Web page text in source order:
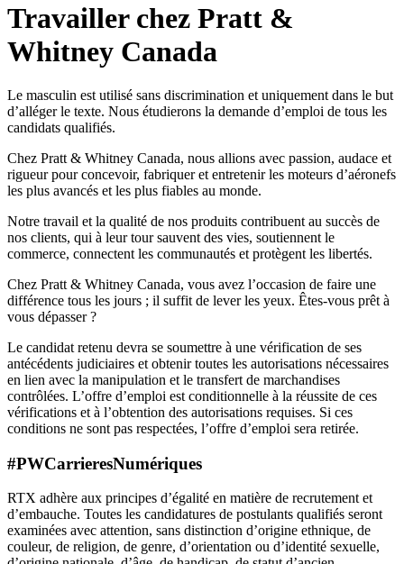
Travailler chez Pratt &
Whitney Canada
Le masculin est utilisé sans discrimination et uniquement dans le but
d’alléger le texte. Nous étudierons la demande d’emploi de tous les
candidats qualifiés.
Chez Pratt & Whitney Canada, nous allions avec passion, audace et
rigueur pour concevoir, fabriquer et entretenir les moteurs d’aéronefs
les plus avancés et les plus fiables au monde.
Notre travail et la qualité de nos produits contribuent au succès de
nos clients, qui à leur tour sauvent des vies, soutiennent le
commerce, connectent les communautés et protègent les libertés.
Chez Pratt & Whitney Canada, vous avez l’occasion de faire une
différence tous les jours ; il suffit de lever les yeux. Êtes-vous prêt à
vous dépasser ?
Le candidat retenu devra se soumettre à une vérification de ses
antécédents judiciaires et obtenir toutes les autorisations nécessaires
en lien avec la manipulation et le transfert de marchandises
contrôlées. L’offre d’emploi est conditionnelle à la réussite de ces
vérifications et à l’obtention des autorisations requises. Si ces
conditions ne sont pas respectées, l’offre d’emploi sera retirée.
#PWCarrieresNumériques
RTX adhère aux principes d’égalité en matière de recrutement et
d’embauche. Toutes les candidatures de postulants qualifiés seront
examinées avec attention, sans distinction d’origine ethnique, de
couleur, de religion, de genre, d’orientation ou d’identité sexuelle,